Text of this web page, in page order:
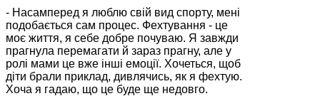
- Насамперед я люблю свій вид спорту, мені
подобається сам процес. Фехтування - це
моє життя, я себе добре почуваю. Я завжди
прагнула перемагати й зараз прагну, але у
ролі мами це вже інші емоції. Хочеться, щоб
діти брали приклад, дивлячись, як я фехтую.
Хоча я гадаю, що це буде ще недовго.